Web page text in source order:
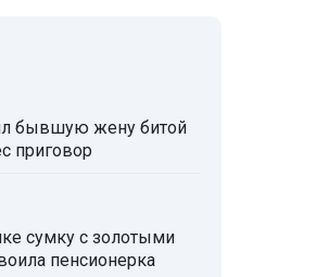
бывшую жену битой
приговор
сумку с золотыми
пенсионерка